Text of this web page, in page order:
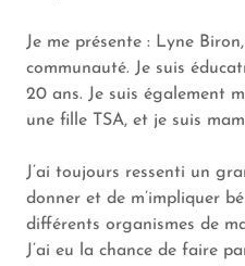
Je me présente : Lyne
communauté. Je suis
20 ans. Je suis également
une fille TSA, et je suis
J’ai toujours ressenti un
donner et de m’impliquer
différents organismes de
J’ai eu la chance de faire